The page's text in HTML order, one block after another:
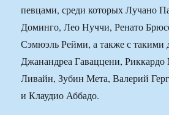
певцами, среди которых Лучано
Доминго, Лео Нуччи, Ренато
Сэмюэль Рейми, а также с такими
Джанандреа Гаваццени,
Ливайн, Зубин Мета, Валерий
и Клаудио Аббадо.